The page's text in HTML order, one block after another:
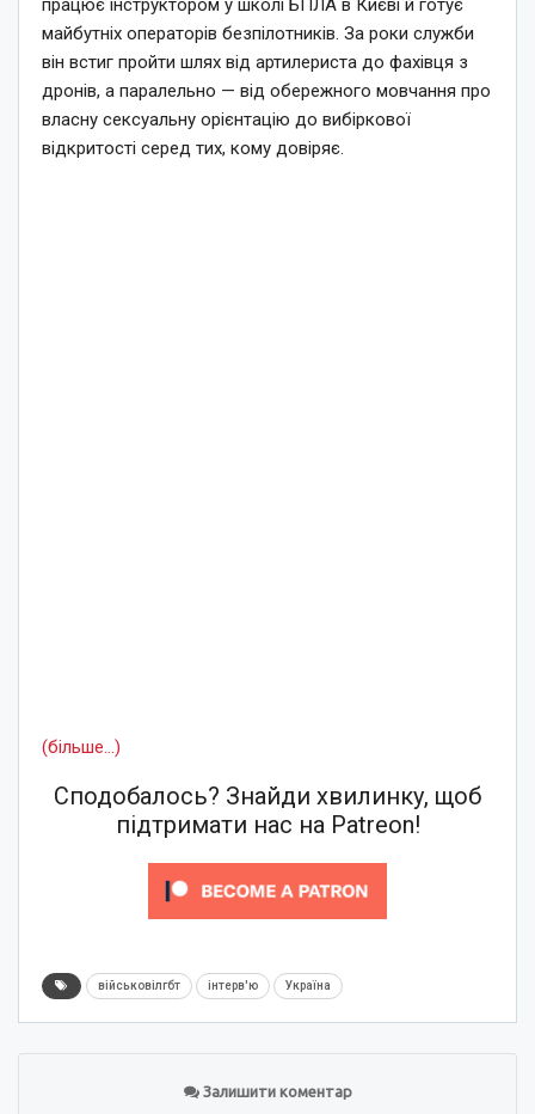
працює інструктором у школі БПЛА в Києві й готує
майбутніх операторів безпілотників. За роки служби
він встиг пройти шлях від артилериста до фахівця з
дронів, а паралельно — від обережного мовчання про
власну сексуальну орієнтацію до вибіркової
відкритості серед тих, кому довіряє.
(більше…)
Сподобалось? Знайди хвилинку, щоб
підтримати нас на Patreon!
військовілгбт інтерв'ю Україна
Залишити коментар